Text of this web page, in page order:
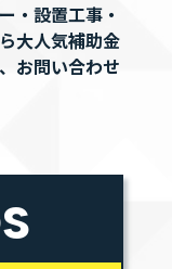
・設置工事・
大人気補助金
お問い合わせ